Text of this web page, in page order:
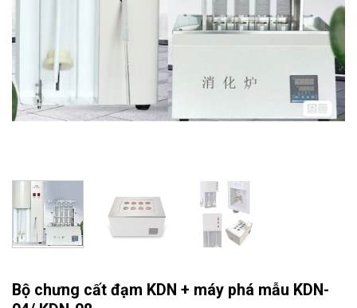
Bộ chưng cất đạm KDN + máy phá mẫu KDN-